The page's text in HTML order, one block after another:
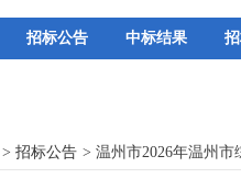
招标公告 中标结果
> 招标公告 > 温州市2026年温州